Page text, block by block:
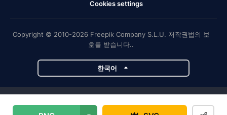
Cookies settings
Copyright © 2010-2026 Freepik Company S.L.U. 저작권법의 보
호를 받습니다..
한국어